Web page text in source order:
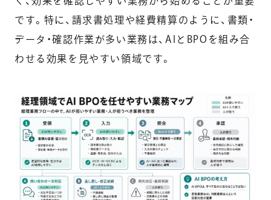
です。特に、請求書処理や経費精算のように、書類・
データ・確認作業が多い業務は、AIとBPOを組み合
わせる効果を見やすい領域です。